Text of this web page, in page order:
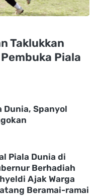
Taklukkan
Piala
Dunia, Spanyol
Piala Dunia di
Berhadiah
Ajak Warga
Beramai-ramai